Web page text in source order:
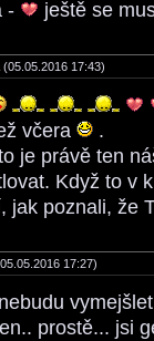
- ještě se
(05.05.2016 17:43)
včera
.
je právě ten
Když to v
jak poznali, že
17:27)
prostě... jsi